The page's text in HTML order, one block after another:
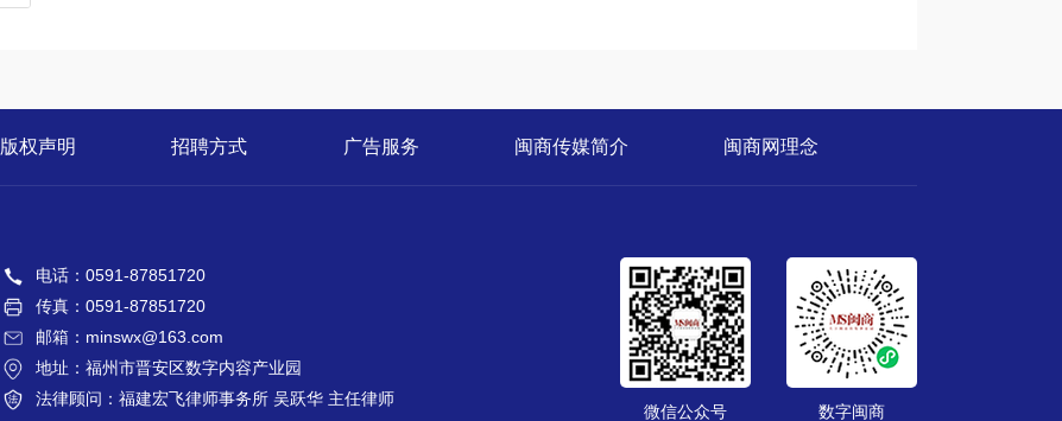
版权声明 招聘方式 广告服务 闽商传媒简介 闽商网理念
电话：0591-87851720
传真：0591-87851720
邮箱：minswx@163.com
地址：福州市晋安区数字内容产业园
法律顾问：福建宏飞律师事务所 吴跃华 主任律师
微信公众号 数字闽商